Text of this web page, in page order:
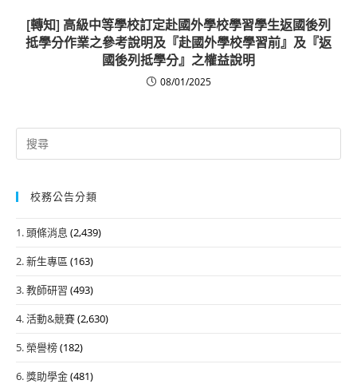
[轉知] 高級中等學校訂定赴國外學校學習學生返國後列
抵學分作業之參考說明及『赴國外學校學習前』及『返
國後列抵學分』之權益說明
08/01/2025
Search
for:
校務公告分類
1. 頭條消息 (2,439)
2. 新生專區 (163)
3. 教師研習 (493)
4. 活動&競賽(2,630)
5. 榮譽榜(182)
6. 獎助學金(481)